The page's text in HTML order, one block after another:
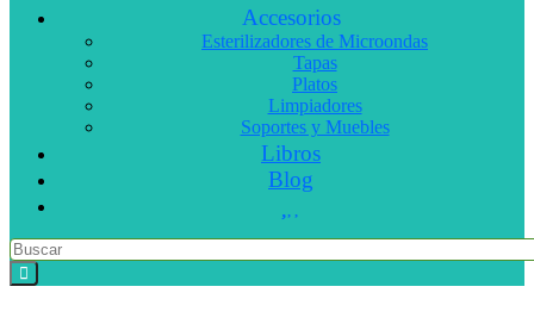
Accesorios
Esterilizadores de Microondas
Tapas
Platos
Limpiadores
Soportes y Muebles
Libros
Blog